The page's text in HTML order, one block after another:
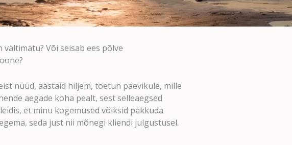
Või seisab ees põlve
nüüd, aastaid hiljem, toetun päevikule, mille
aegade koha pealt, sest selleaegsed
et minu kogemused võiksid pakkuda
seda just nii mõnegi kliendi julgustusel.